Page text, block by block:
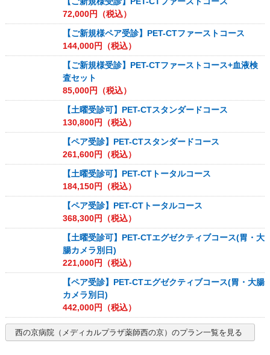
72,000円（税込）
【ご新規様ペア受診】PET-CTファーストコース
144,000円（税込）
【ご新規様受診】PET-CTファーストコース+血液検
査セット
85,000円（税込）
【土曜受診可】PET-CTスタンダードコース
130,800円（税込）
【ペア受診】PET-CTスタンダードコース
261,600円（税込）
【土曜受診可】PET-CTトータルコース
184,150円（税込）
【ペア受診】PET-CTトータルコース
368,300円（税込）
【土曜受診可】PET-CTエグゼクティブコース(胃・大
腸カメラ別日)
221,000円（税込）
【ペア受診】PET-CTエグゼクティブコース(胃・大腸
カメラ別日)
442,000円（税込）
西の京病院（メディカルプラザ薬師西の京） のプラン一覧を見る